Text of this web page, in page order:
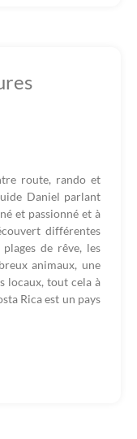
route, rando et
Daniel parlant
et passionné et à
différentes
de rêve, les
animaux, une
locaux, tout cela à
Rica est un pays